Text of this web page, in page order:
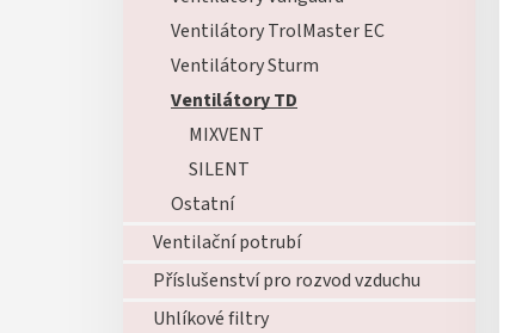
Ventilátory TrolMaster EC
Ventilátory Sturm
Ventilátory TD
MIXVENT
SILENT
Ostatní
Ventilační potrubí
Příslušenství pro rozvod vzduchu
Uhlíkové filtry